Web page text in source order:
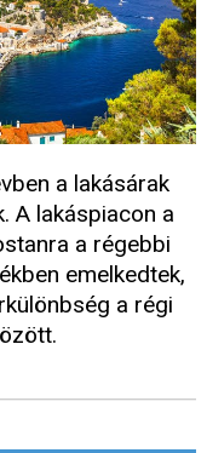
a lakásárak
A lakáspiacon a
a régebbi
emelkedtek,
a régi